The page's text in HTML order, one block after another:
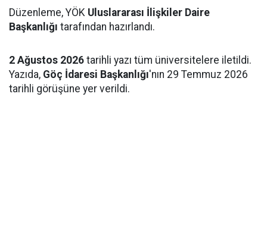
Düzenleme, YÖK Uluslararası İlişkiler Daire
Başkanlığı tarafından hazırlandı.
2 Ağustos 2026 tarihli yazı tüm üniversitelere iletildi.
Yazıda, Göç İdaresi Başkanlığı'nın 29 Temmuz 2026
tarihli görüşüne yer verildi.